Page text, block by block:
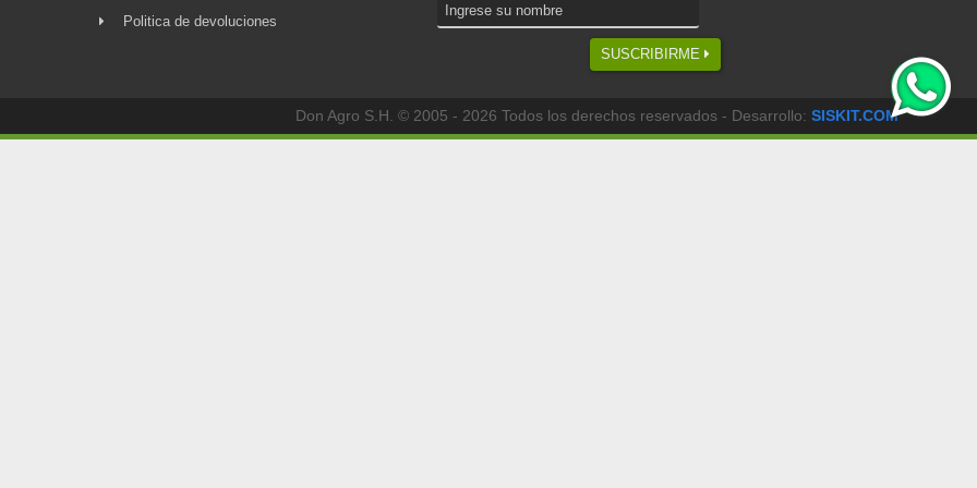
Politica de devoluciones
SUSCRIBIRME
Don Agro S.H. © 2005 - 2026 Todos los derechos reservados - Desarrollo: SISKIT.COM